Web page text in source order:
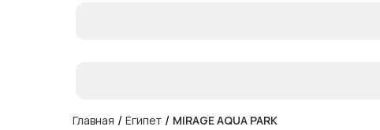
Главная / Египет / MIRAGE AQUA PARK